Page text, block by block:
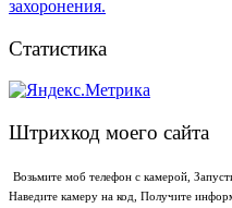
Статистика
Штрихкод моего сайта
Возьмите моб телефон с камерой,
Наведите камеру на код, Получите